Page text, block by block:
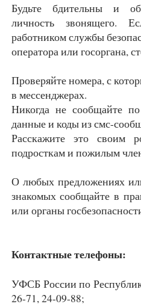
Будьте бдительны и
личность звонящего.
работником службы
оператора или госоргана,
Проверяйте номера, с
в мессенджерах.
Никогда не сообщайте
данные и коды из смс-
Расскажите это своим
подросткам и пожилым
О любых предложениях
знакомых сообщайте в
или органы
Контактные телефоны:
УФСБ России по
26-71, 24-09-88;